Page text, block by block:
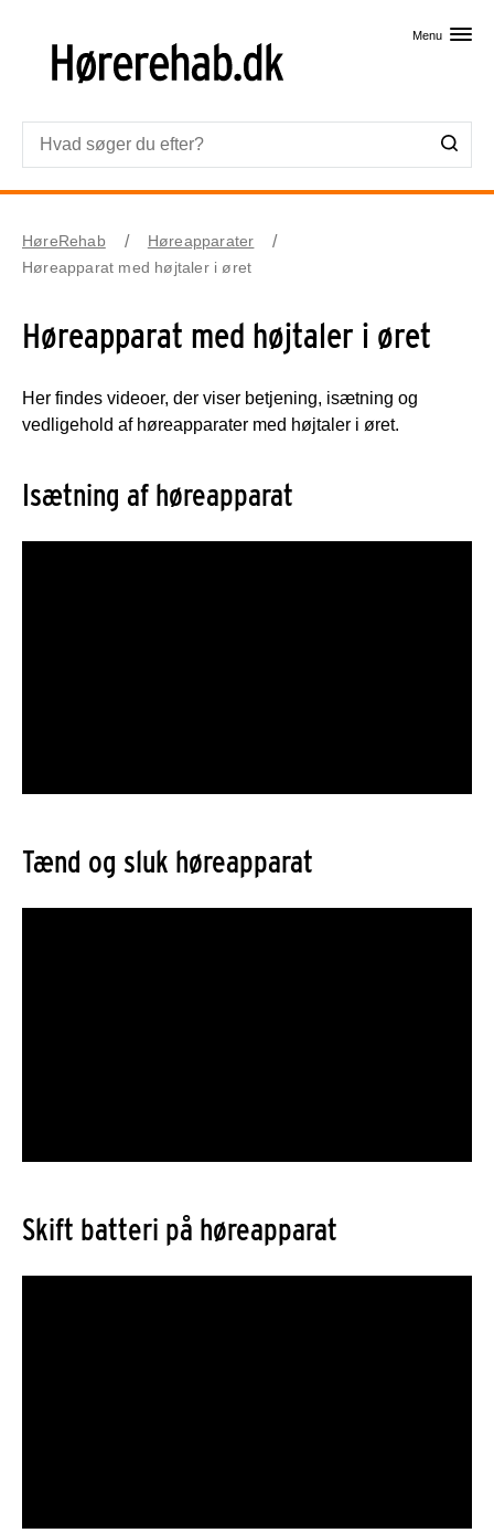
Menu
HøreRehab
Høreapparater
Høreapparat med højtaler i øret
Høreapparat med højtaler i øret
Her findes videoer, der viser betjening, isætning og
vedligehold af høreapparater med højtaler i øret.
Isætning af høreapparat
Tænd og sluk høreapparat
Skift batteri på høreapparat